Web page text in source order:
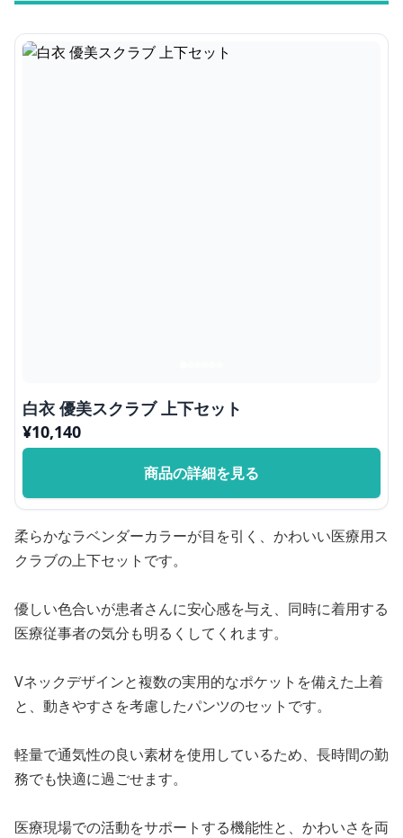
白衣 優美スクラブ 上下セット
¥10,140
商品の詳細を見る
柔らかなラベンダーカラーが目を引く、かわいい医療用ス
クラブの上下セットです。
優しい色合いが患者さんに安心感を与え、同時に着用する
医療従事者の気分も明るくしてくれます。
Vネックデザインと複数の実用的なポケットを備えた上着
と、動きやすさを考慮したパンツのセットです。
軽量で通気性の良い素材を使用しているため、長時間の勤
務でも快適に過ごせます。
医療現場での活動をサポートする機能性と、かわいさを両